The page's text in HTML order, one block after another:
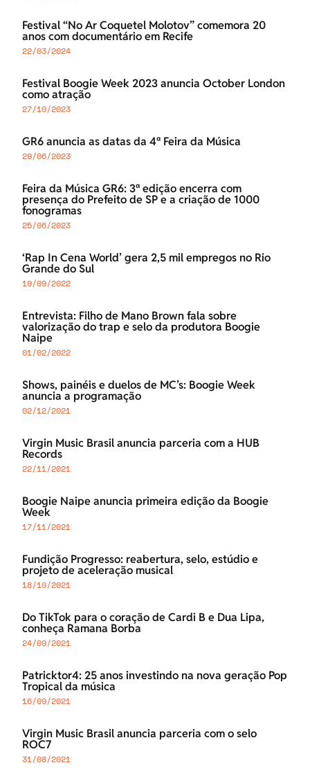
Festival “No Ar Coquetel Molotov” comemora 20
anos com documentário em Recife
22/03/2024
Festival Boogie Week 2023 anuncia October London
como atração
27/10/2023
GR6 anuncia as datas da 4ª Feira da Música
29/06/2023
Feira da Música GR6: 3ª edição encerra com
presença do Prefeito de SP e a criação de 1000
fonogramas
25/06/2023
‘Rap In Cena World’ gera 2,5 mil empregos no Rio
Grande do Sul
19/09/2022
Entrevista: Filho de Mano Brown fala sobre
valorização do trap e selo da produtora Boogie
Naipe
01/02/2022
Shows, painéis e duelos de MC’s: Boogie Week
anuncia a programação
02/12/2021
Virgin Music Brasil anuncia parceria com a HUB
Records
22/11/2021
Boogie Naipe anuncia primeira edição da Boogie
Week
17/11/2021
Fundição Progresso: reabertura, selo, estúdio e
projeto de aceleração musical
18/10/2021
Do TikTok para o coração de Cardi B e Dua Lipa,
conheça Ramana Borba
24/09/2021
Patricktor4: 25 anos investindo na nova geração Pop
Tropical da música
16/09/2021
Virgin Music Brasil anuncia parceria com o selo
ROC7
31/08/2021